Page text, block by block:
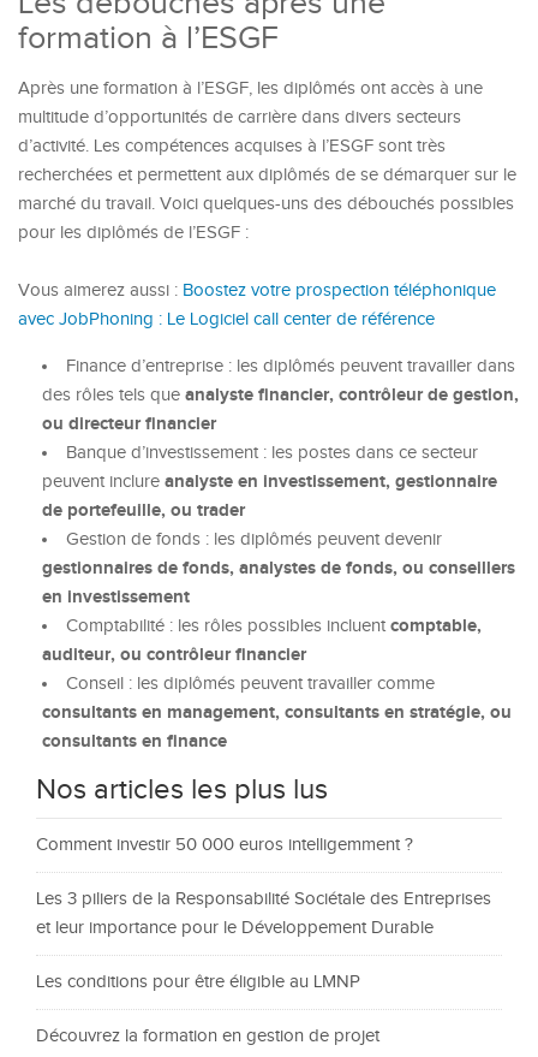
formation à l’ESGF
Après une formation à l’ESGF, les diplômés ont accès à une
multitude d’opportunités de carrière dans divers secteurs
d’activité. Les compétences acquises à l’ESGF sont très
recherchées et permettent aux diplômés de se démarquer sur le
marché du travail. Voici quelques-uns des débouchés possibles
pour les diplômés de l’ESGF :
Vous aimerez aussi : Boostez votre prospection téléphonique
avec JobPhoning : Le Logiciel call center de référence
Finance d’entreprise : les diplômés peuvent travailler dans
des rôles tels que analyste financier, contrôleur de gestion,
ou directeur financier
Banque d’investissement : les postes dans ce secteur
peuvent inclure analyste en investissement, gestionnaire
de portefeuille, ou trader
Gestion de fonds : les diplômés peuvent devenir
gestionnaires de fonds, analystes de fonds, ou conseillers
en investissement
Comptabilité : les rôles possibles incluent comptable,
auditeur, ou contrôleur financier
Conseil : les diplômés peuvent travailler comme
consultants en management, consultants en stratégie, ou
consultants en finance
Nos articles les plus lus
Comment investir 50 000 euros intelligemment ?
Les 3 piliers de la Responsabilité Sociétale des Entreprises
et leur importance pour le Développement Durable
Les conditions pour être éligible au LMNP
Découvrez la formation en gestion de projet